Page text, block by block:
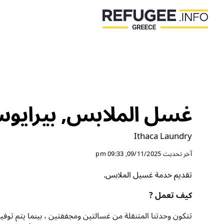
غسل الملابس,
Ithaca Laundry
آخر تحديث09/11/2025, 09:33 pm
تقديم خدمة غسيل الملابس.
كيف تعمل ?